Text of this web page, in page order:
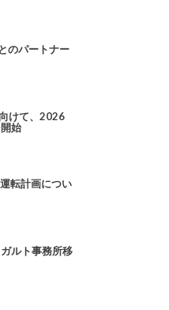
のパートナー
けて、2026
始
転計画につい
ルト事務所移